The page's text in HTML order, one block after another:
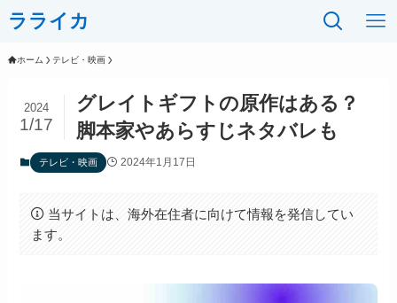
ラライカ
ホーム テレビ・映画
グレイトギフトの原作はある？
脚本家やあらすじネタバレも
2024
1/17
テレビ・映画 2024年1月17日
当サイトは、海外在住者に向けて情報を発信してい
ます。